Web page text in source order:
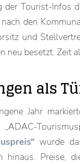
der Tourist-Infos
den
und
neu besetzt. Zeit
als
Jahr
wurde
hinaus. Preise,